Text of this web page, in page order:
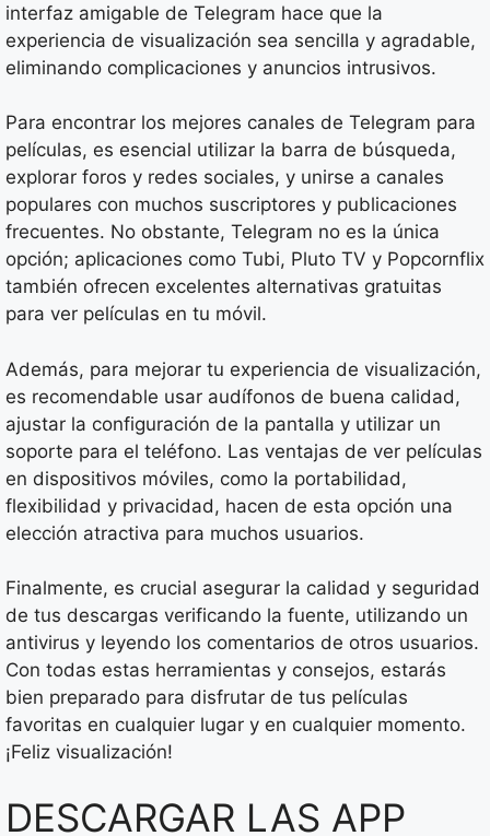
interfaz amigable de Telegram hace que la
experiencia de visualización sea sencilla y agradable,
eliminando complicaciones y anuncios intrusivos.
Para encontrar los mejores canales de Telegram para
películas, es esencial utilizar la barra de búsqueda,
explorar foros y redes sociales, y unirse a canales
populares con muchos suscriptores y publicaciones
frecuentes. No obstante, Telegram no es la única
opción; aplicaciones como Tubi, Pluto TV y Popcornflix
también ofrecen excelentes alternativas gratuitas
para ver películas en tu móvil.
Además, para mejorar tu experiencia de visualización,
es recomendable usar audífonos de buena calidad,
ajustar la configuración de la pantalla y utilizar un
soporte para el teléfono. Las ventajas de ver películas
en dispositivos móviles, como la portabilidad,
flexibilidad y privacidad, hacen de esta opción una
elección atractiva para muchos usuarios.
Finalmente, es crucial asegurar la calidad y seguridad
de tus descargas verificando la fuente, utilizando un
antivirus y leyendo los comentarios de otros usuarios.
Con todas estas herramientas y consejos, estarás
bien preparado para disfrutar de tus películas
favoritas en cualquier lugar y en cualquier momento.
¡Feliz visualización!
DESCARGAR LAS APP